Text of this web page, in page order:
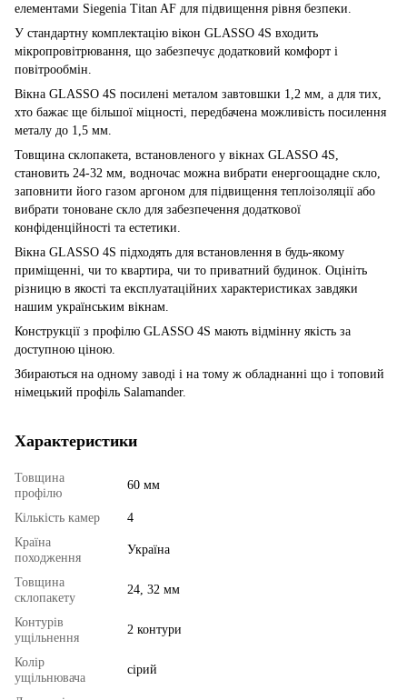
елементами Siegenia Titan AF для підвищення рівня безпеки.
У стандартну комплектацію вікон GLASSO 4S входить
мікропровітрювання, що забезпечує додатковий комфорт і
повітрообмін.
Вікна GLASSO 4S посилені металом завтовшки 1,2 мм, а для тих,
хто бажає ще більшої міцності, передбачена можливість посилення
металу до 1,5 мм.
Товщина склопакета, встановленого у вікнах GLASSO 4S,
становить 24-32 мм, водночас можна вибрати енергоощадне скло,
заповнити його газом аргоном для підвищення теплоізоляції або
вибрати тоноване скло для забезпечення додаткової
конфіденційності та естетики.
Вікна GLASSO 4S підходять для встановлення в будь-якому
приміщенні, чи то квартира, чи то приватний будинок. Оцініть
різницю в якості та експлуатаційних характеристиках завдяки
нашим українським вікнам.
Конструкції з профілю GLASSO 4S мають відмінну якість за
доступною ціною.
Збираються на одному заводі і на тому ж обладнанні що і топовий
німецький профіль Salamander.
Характеристики
Товщина
профілю
60 мм
Кількість камер
4
Країна
походження
Україна
Товщина
склопакету
24, 32 мм
Контурів
ущільнення
2 контури
Колір
ущільнювача
сірий